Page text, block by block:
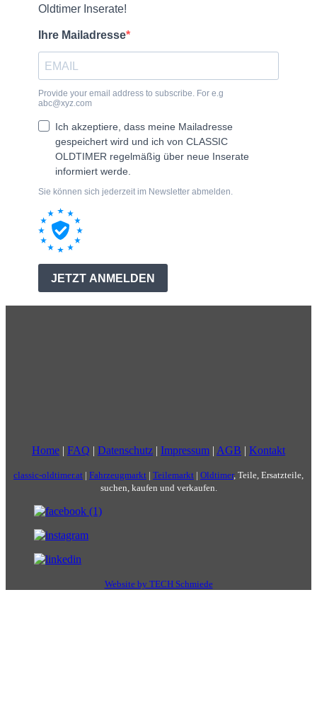
Home | FAQ | Datenschutz | Impressum | AGB | Kontakt
classic-oldtimer.at | Fahrzeugmarkt | Teilemarkt | Oldtimer, Teile, Ersatzteile,
suchen, kaufen und verkaufen.
Website by TECH Schmiede